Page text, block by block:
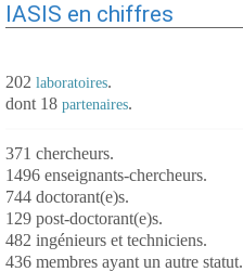
IASIS en chiffres
202 laboratoires.
dont 18 partenaires.
371 chercheurs.
1496 enseignants-chercheurs.
744 doctorant(e)s.
129 post-doctorant(e)s.
482 ingénieurs et techniciens.
436 membres ayant un autre statut.